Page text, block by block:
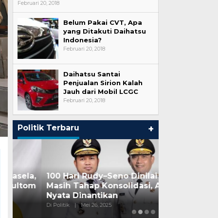
Februari 20, 2018
Belum Pakai CVT, Apa
yang Ditakuti Daihatsu
Indonesia?
Februari 20, 2018
Daihatsu Santai
Penjualan Sirion Kalah
Jauh dari Mobil LCGC
Februari 20, 2018
Politik Terbaru +
100 Hari Rudy–Seno Dinilai
Masih Tahap Konsolidasi, Aksi
Nyata Dinantikan
Di Politik | Mei 26, 2025